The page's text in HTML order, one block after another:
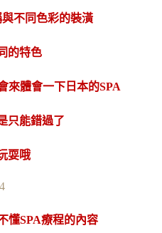
不同色彩的裝潢
的特色
來體會一下日本的SPA
只能錯過了
耍哦
懂SPA療程的內容